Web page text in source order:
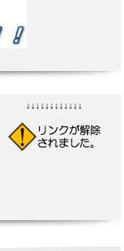
↓↓↓↓↓↓↓↓↓↓↓↓